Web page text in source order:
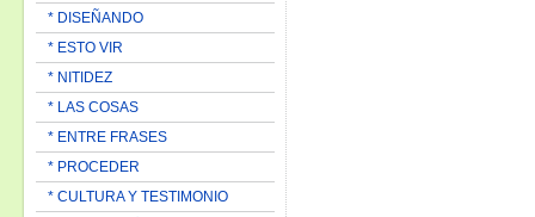
* DISEÑANDO
* ESTO VIR
* NITIDEZ
* LAS COSAS
* ENTRE FRASES
* PROCEDER
* CULTURA Y TESTIMONIO